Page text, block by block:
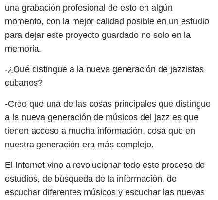
una grabación profesional de esto en algún
momento, con la mejor calidad posible en un estudio
para dejar este proyecto guardado no solo en la
memoria.
-¿Qué distingue a la nueva generación de jazzistas
cubanos?
-Creo que una de las cosas principales que distingue
a la nueva generación de músicos del jazz es que
tienen acceso a mucha información, cosa que en
nuestra generación era más complejo.
El Internet vino a revolucionar todo este proceso de
estudios, de búsqueda de la información, de
escuchar diferentes músicos y escuchar las nuevas